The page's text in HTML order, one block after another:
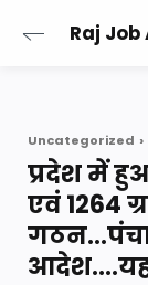
Raj Job
Uncategorized
प्रदेश में
एवं 1264